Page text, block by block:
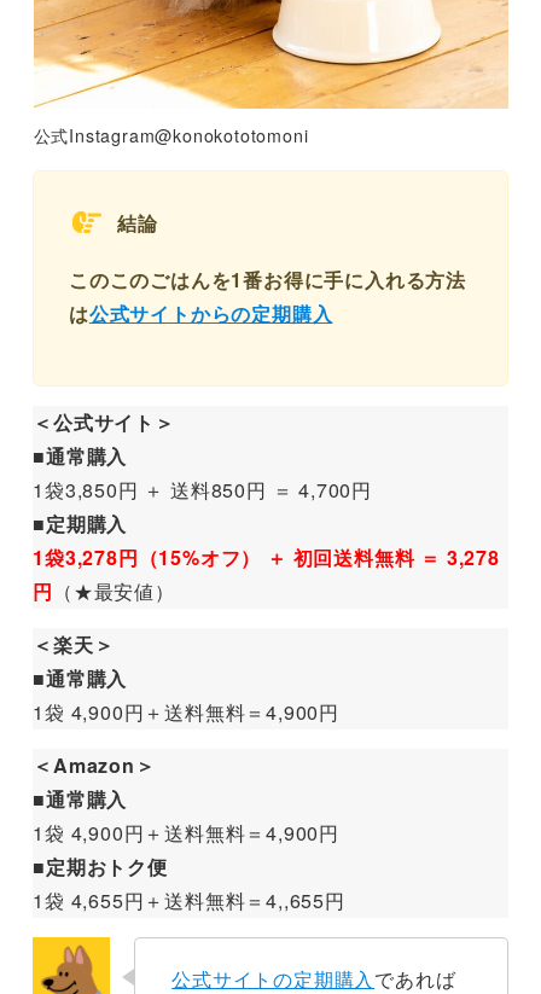
公式Instagram@konokototomoni
結論
このこのごはんを1番お得に手に入れる方法
は公式サイトからの定期購入
＜公式サイト＞
■通常購入
1袋3,850円 ＋ 送料850円 ＝ 4,700円
■定期購入
1袋3,278円（15%オフ） ＋ 初回送料無料 ＝ 3,278
円 （★最安値）
＜楽天＞
■通常購入
1袋 4,900円＋送料無料＝4,900円
＜Amazon＞
■通常購入
1袋 4,900円＋送料無料＝4,900円
■定期おトク便
1袋 4,655円＋送料無料＝4,,655円
公式サイトの定期購入 であれば